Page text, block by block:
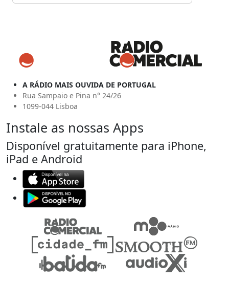
A RÁDIO MAIS OUVIDA DE PORTUGAL
Rua Sampaio e Pina n° 24/26
1099-044 Lisboa
Instale as nossas Apps
Disponível gratuitamente para iPhone,
iPad e Android